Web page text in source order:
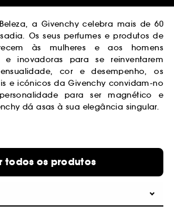
a Givenchy celebra mais de 60
Os seus perfumes e produtos de
às mulheres e aos homens
e inovadoras para se reinventarem
cor e desempenho, os
e icónicos da Givenchy convidam-no
para ser magnético e
dá asas à sua elegância singular.
todos os produtos